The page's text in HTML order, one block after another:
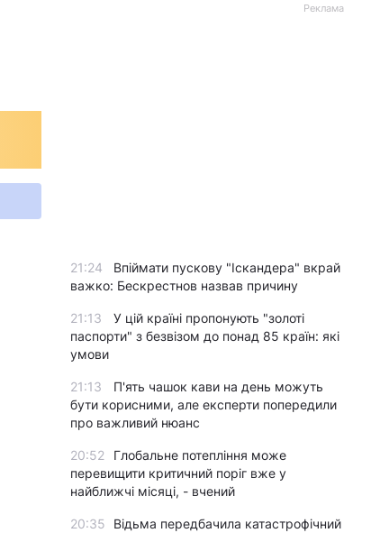
Реклама
21:24
Впіймати пускову "Іскандера" вкрай
важко: Бескрестнов назвав причину
21:13
У цій країні пропонують "золоті
паспорти" з безвізом до понад 85 країн: які
умови
21:13
П'ять чашок кави на день можуть
бути корисними, але експерти попередили
про важливий нюанс
20:52
Глобальне потепління може
перевищити критичний поріг вже у
найближчі місяці, - вчений
20:35
Відьма передбачила катастрофічний